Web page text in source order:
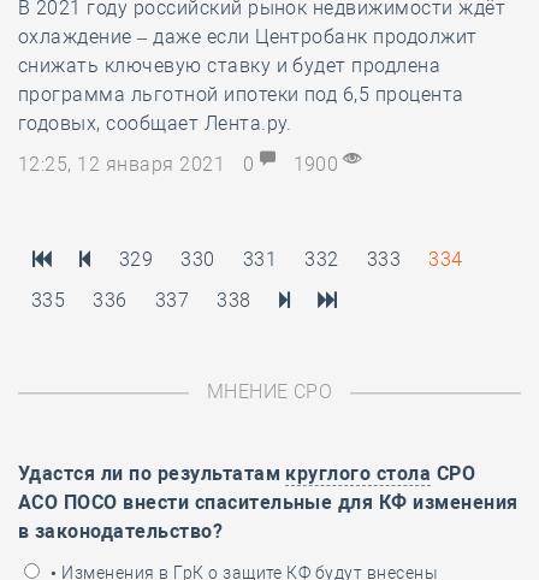
В 2021 году российский рынок недвижимости ждёт
охлаждение – даже если Центробанк продолжит
снижать ключевую ставку и будет продлена
программа льготной ипотеки под 6,5 процента
годовых, сообщает Лента.ру.
12:25, 12 января 2021
0 1900
329 330 331 332 333
334
335
336 337 338
МНЕНИЕ СРО
Удастся ли по результатам круглого стола СРО
АСО ПОСО внести спасительные для КФ изменения
в законодательство?
• Изменения в ГрК о защите КФ будут внесены